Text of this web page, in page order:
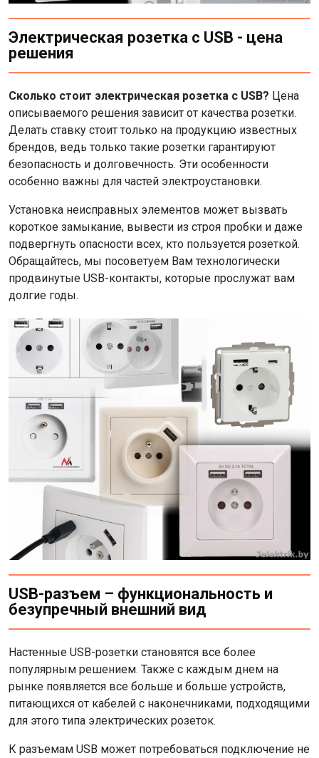
Электрическая розетка с USB - цена
решения
Сколько стоит электрическая розетка с USB? Цена
описываемого решения зависит от качества розетки.
Делать ставку стоит только на продукцию известных
брендов, ведь только такие розетки гарантируют
безопасность и долговечность. Эти особенности
особенно важны для частей электроустановки.
Установка неисправных элементов может вызвать
короткое замыкание, вывести из строя пробки и даже
подвергнуть опасности всех, кто пользуется розеткой.
Обращайтесь, мы посоветуем Вам технологически
продвинутые USB-контакты, которые прослужат вам
долгие годы.
USB-разъем – функциональность и
безупречный внешний вид
Настенные USB-розетки становятся все более
популярным решением. Также с каждым днем ​​на
рынке появляется все больше и больше устройств,
питающихся от кабелей с наконечниками, подходящими
для этого типа электрических розеток.
К разъемам USB может потребоваться подключение не